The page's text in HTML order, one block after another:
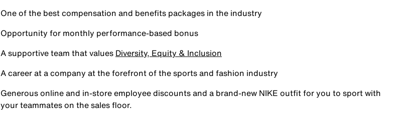
One of the best compensation and benefits packages in the industry
Opportunity for monthly performance-based bonus
A supportive team that values Diversity, Equity & Inclusion
A career at a company at the forefront of the sports and fashion industry
Generous online and in-store employee discounts and a brand-new NIKE outfit for you to sport with
your teammates on the sales floor.